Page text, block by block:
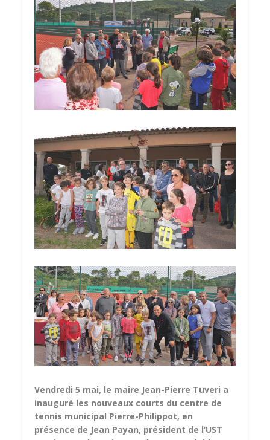
Vendredi 5 mai, le maire Jean-Pierre Tuveri a
inauguré les nouveaux courts du centre de
tennis municipal Pierre-Philippot, en
présence de Jean Payan, président de l’UST